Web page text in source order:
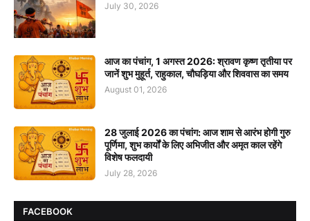
July 30, 2026
आज का पंचांग, 1 अगस्त 2026: श्रावण कृष्ण तृतीया पर
जानें शुभ मुहूर्त, राहुकाल, चौघड़िया और शिववास का समय
August 01, 2026
28 जुलाई 2026 का पंचांग: आज शाम से आरंभ होगी गुरु
पूर्णिमा, शुभ कार्यों के लिए अभिजीत और अमृत काल रहेंगे
विशेष फलदायी
July 28, 2026
FACEBOOK